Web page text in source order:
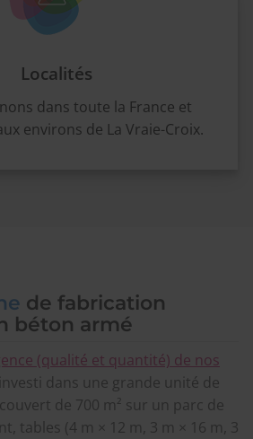
Localités
dans toute la France et
environs de La Vraie-Croix.
de fabrication
béton armé
(qualité et quantité) de nos
dans une grande unité de
de 700 m² sur un parc de
tables (4 m × 12 m, 3 m × 16 m, 3